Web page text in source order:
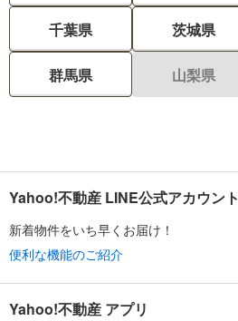
千葉県 茨城県
群馬県 山梨県
Yahoo!不動産 LINE公式アカウント
新着物件をいち早くお届け！
便利な機能のご紹介
Yahoo!不動産 アプリ